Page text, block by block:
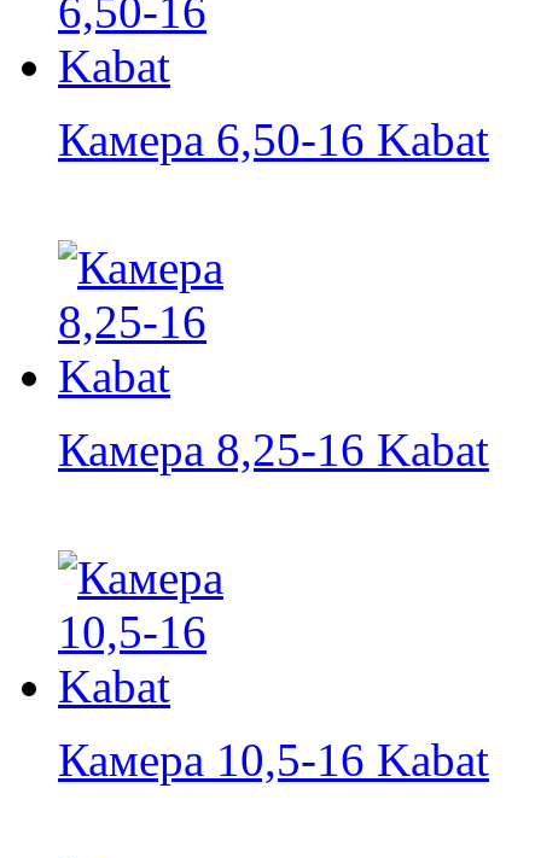
Камера 6,50-16 Kabat
Камера 8,25-16 Kabat
Камера 10,5-16 Kabat